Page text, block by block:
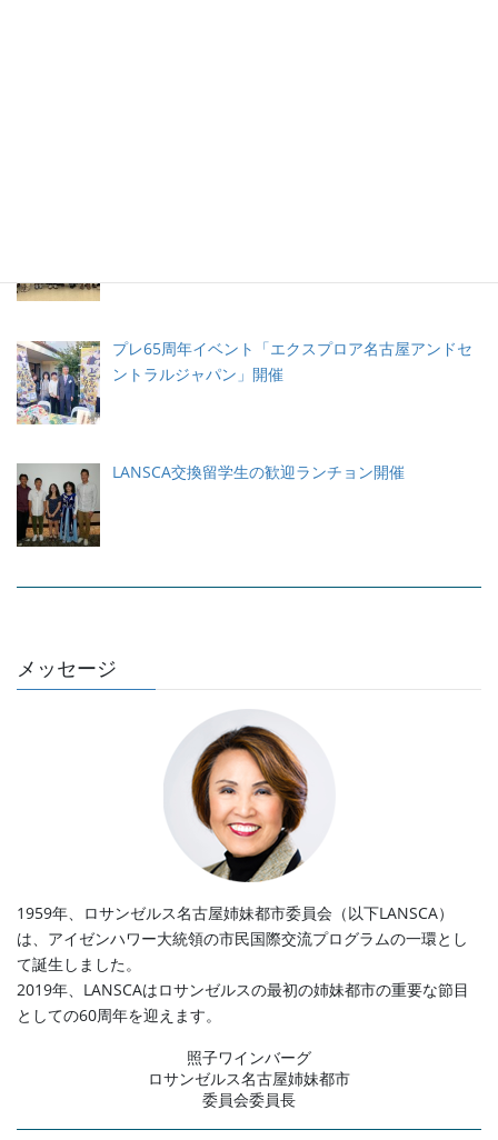
プレ65周年イベント「エクスプロア名古屋アンドセ
ントラルジャパン」開催
LANSCA交換留学生の歓迎ランチョン開催
メッセージ
1959年、ロサンゼルス名古屋姉妹都市委員会（以下LANSCA）
は、アイゼンハワー大統領の市民国際交流プログラムの一環とし
て誕生しました。
2019年、LANSCAはロサンゼルスの最初の姉妹都市の重要な節目
としての60周年を迎えます。
照子ワインバーグ
ロサンゼルス名古屋姉妹都市
委員会委員長